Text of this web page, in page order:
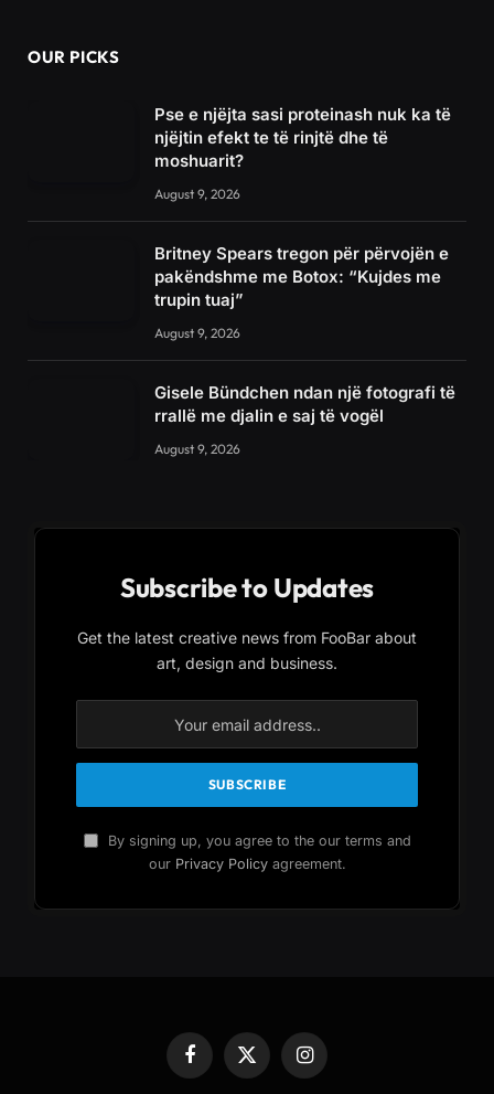
OUR PICKS
Pse e njëjta sasi proteinash nuk ka të
njëjtin efekt te të rinjtë dhe të
moshuarit?
August 9, 2026
Britney Spears tregon për përvojën e
pakëndshme me Botox: “Kujdes me
trupin tuaj”
August 9, 2026
Gisele Bündchen ndan një fotografi të
rrallë me djalin e saj të vogël
August 9, 2026
Subscribe to Updates
Get the latest creative news from FooBar about
art, design and business.
By signing up, you agree to the our terms and
our Privacy Policyagreement.
Facebook
X
Instagram